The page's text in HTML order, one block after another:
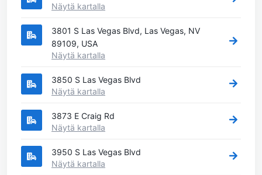
Näytä kartalla
3801 S Las Vegas Blvd, Las Vegas, NV
89109, USA
Näytä kartalla
3850 S Las Vegas Blvd
Näytä kartalla
3873 E Craig Rd
Näytä kartalla
3950 S Las Vegas Blvd
Näytä kartalla